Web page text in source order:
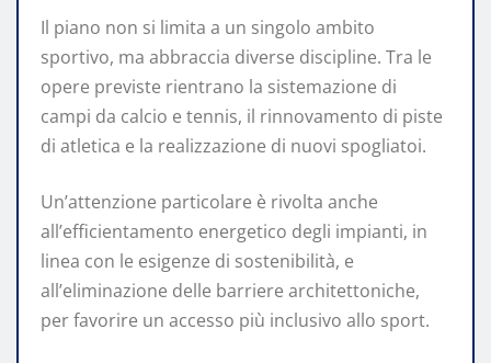
Il piano non si limita a un singolo ambito
sportivo, ma abbraccia diverse discipline. Tra le
opere previste rientrano la sistemazione di
campi da calcio e tennis, il rinnovamento di piste
di atletica e la realizzazione di nuovi spogliatoi.
Un’attenzione particolare è rivolta anche
all’efficientamento energetico degli impianti, in
linea con le esigenze di sostenibilità, e
all’eliminazione delle barriere architettoniche,
per favorire un accesso più inclusivo allo sport.